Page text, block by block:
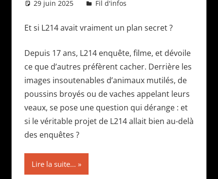
29 juin 2025 Daniel
Fil d'infos
Et si L214 avait vraiment un plan secret ?
Depuis 17 ans, L214 enquête, filme, et dévoile
ce que d’autres préfèrent cacher. Derrière les
images insoutenables d’animaux mutilés, de
poussins broyés ou de vaches appelant leurs
veaux, se pose une question qui dérange : et
si le véritable projet de L214 allait bien au-delà
des enquêtes ?
Lire la suite...